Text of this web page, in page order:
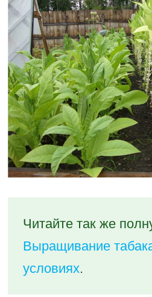
Читайте так же
Выращивание
условиях.